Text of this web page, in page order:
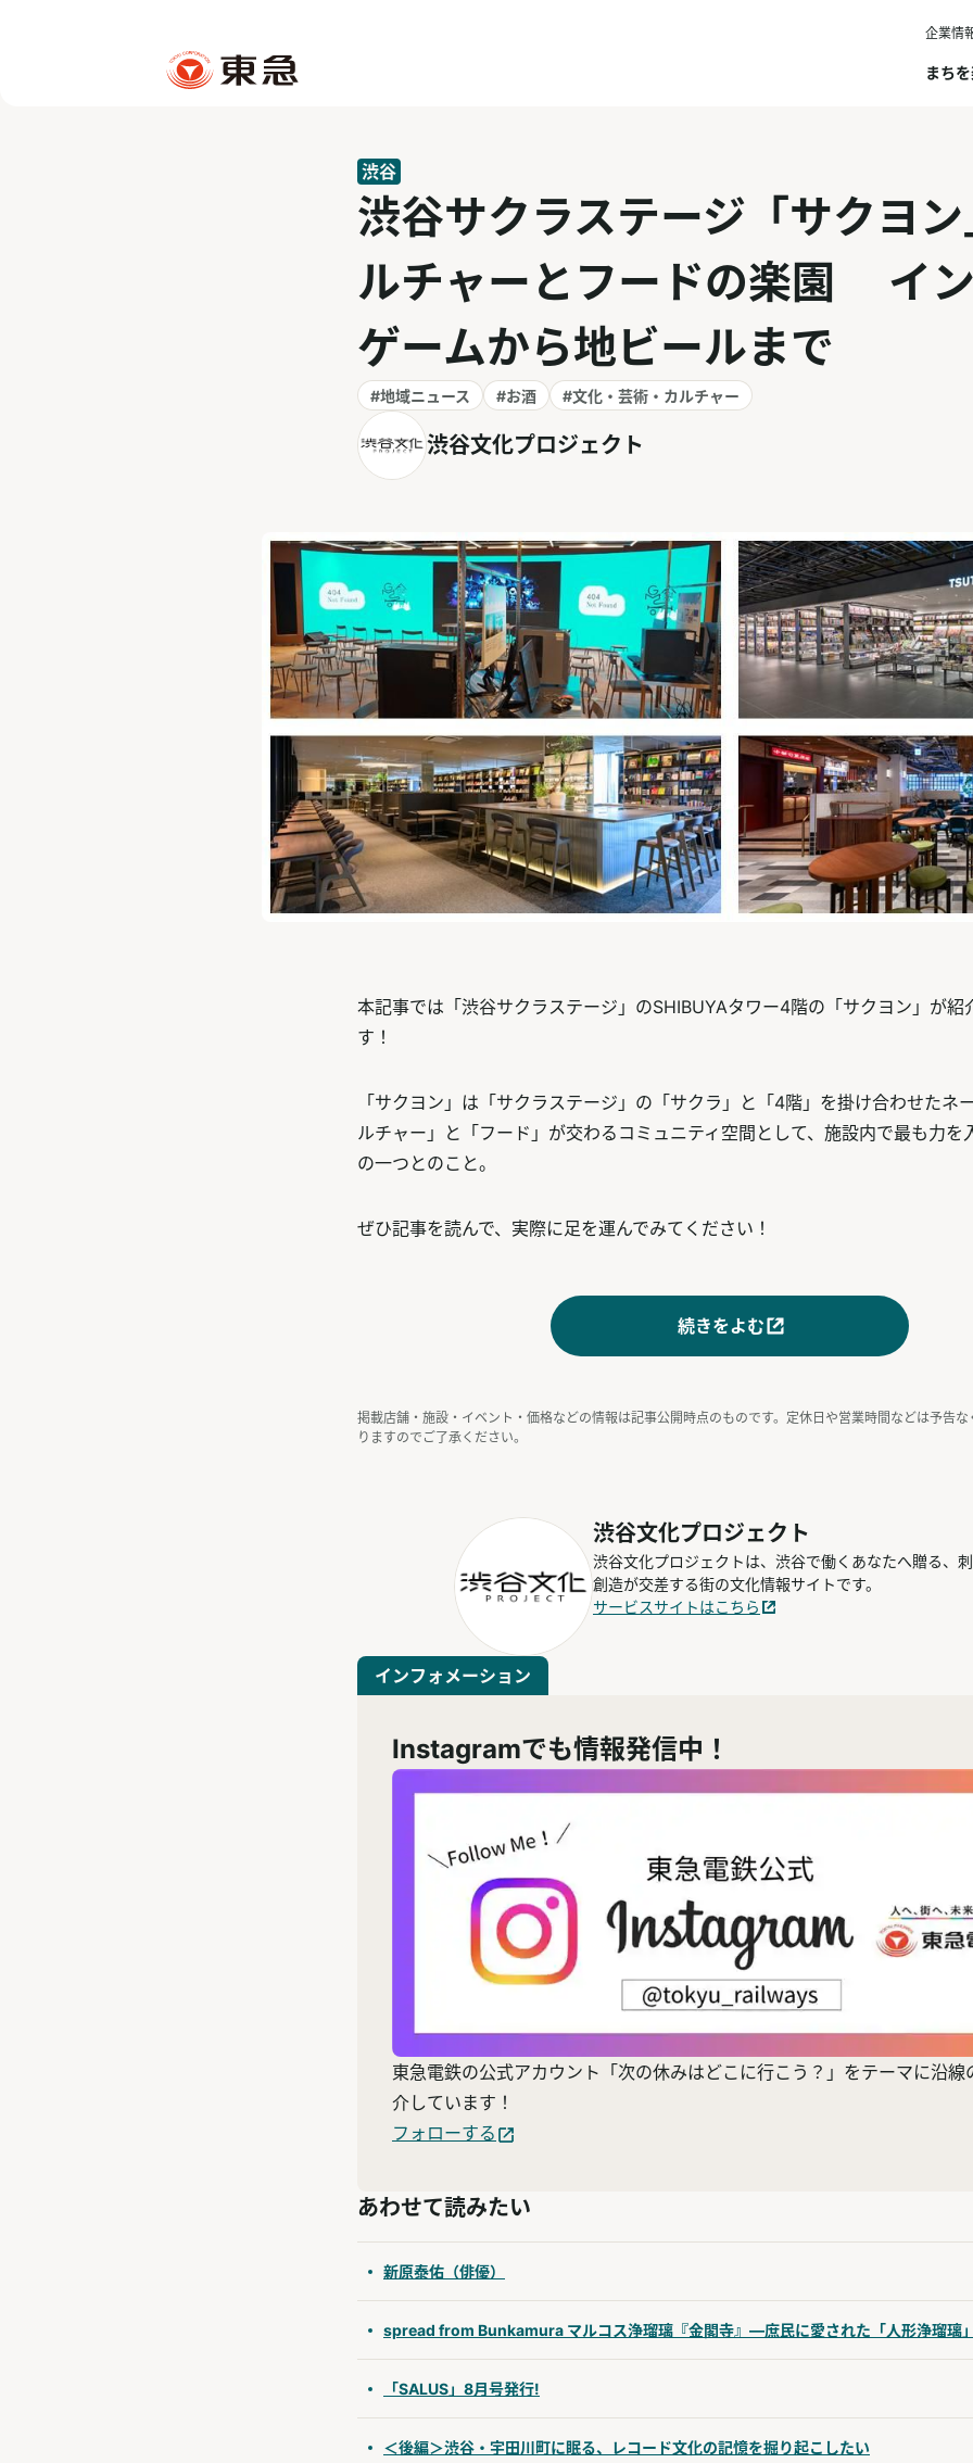
企業情
まち
渋谷
渋谷サクラステージ「サクヨ
ルチャーとフードの楽園 イ
ゲームから地ビールまで
#地域ニュース #お酒 #文化・芸術・カルチャー
渋谷文化プロジェクト
本記事では「渋谷サクラステージ」のSHIBUYAタワー4階の「サクヨン」が紹
す！
「サクヨン」は「サクラステージ」の「サクラ」と「4階」を掛け合わせたネ
ルチャー」と「フード」が交わるコミュニティ空間として、施設内で最も力を
の一つとのこと。
ぜひ記事を読んで、実際に足を運んでみてください！
続きをよむ
掲載店舗・施設・イベント・価格などの情報は記事公開時点のものです。定休日や営業時間などは予告
りますのでご了承ください。
渋谷文化プロジェクト
渋谷文化プロジェクトは、渋谷で働くあなたへ贈る、
創造が交差する街の文化情報サイトです。
サービスサイトはこちら
インフォメーション
Instagramでも情報発信中！
東急電鉄の公式アカウント「次の休みはどこに行こう？」をテーマに沿線
介しています！
フォローする
あわせて読みたい
新原泰佑（俳優）
spread from Bunkamura マルコス浄瑠璃『金閣寺』―庶民に愛された「人形浄瑠璃
「SALUS」8月号発行!
＜後編＞渋谷・宇田川町に眠る、レコード文化の記憶を掘り起こしたい